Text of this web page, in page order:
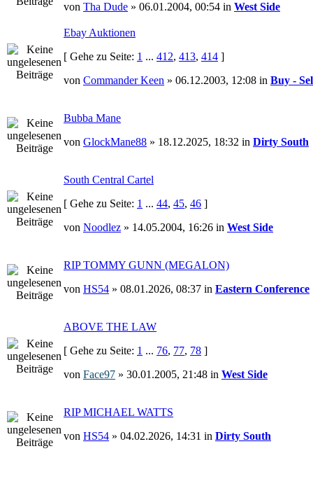
von Tha Dude » 06.01.2004, 00:54 in West Side
Ebay Auktionen
[ Gehe zu Seite: 1 ... 412, 413, 414 ]
von Commander Keen » 06.12.2003, 12:08 in Buy -
Bubba Mane
von GlockMane88 » 18.12.2025, 18:32 in Dirty South
South Central Cartel
[ Gehe zu Seite: 1 ... 44, 45, 46 ]
von Noodlez » 14.05.2004, 16:26 in West Side
RIP TOMMY GUNN (MEGALON)
von HS54 » 08.01.2026, 08:37 in Eastern Conference
ABOVE THE LAW
[ Gehe zu Seite: 1 ... 76, 77, 78 ]
von Face97 » 30.01.2005, 21:48 in West Side
RIP MICHAEL WATTS
von HS54 » 04.02.2026, 14:31 in Dirty South